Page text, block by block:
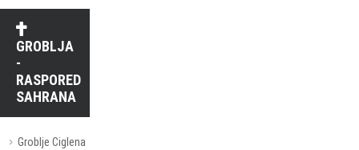
GROBLJA
-
RASPORED
SAHRANA
Groblje Ciglena